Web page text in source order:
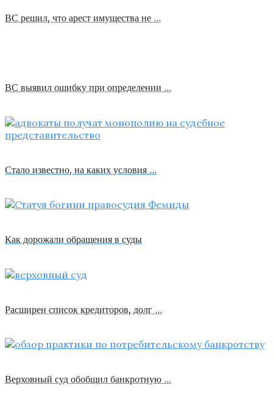
ВС решил, что арест имущества не …
ВС выявил ошибку при определении …
Стало известно, на каких условия …
Как дорожали обращения в суды
Расширен список кредиторов, долг …
Верховный суд обобщил банкротную …